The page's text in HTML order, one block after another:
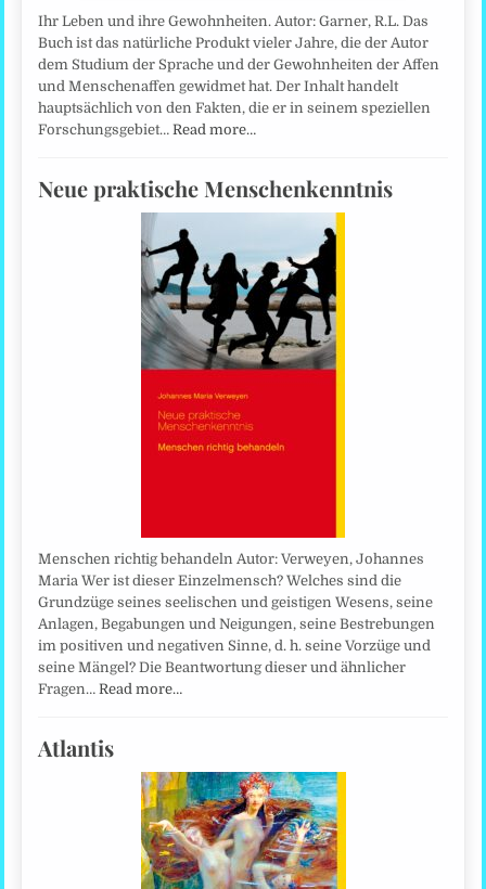
Ihr Leben und ihre Gewohnheiten. Autor: Garner, R.L. Das
Buch ist das natürliche Produkt vieler Jahre, die der Autor
dem Studium der Sprache und der Gewohnheiten der Affen
und Menschenaffen gewidmet hat. Der Inhalt handelt
hauptsächlich von den Fakten, die er in seinem speziellen
Forschungsgebiet…Read more…
Neue praktische Menschenkenntnis
Menschen richtig behandeln Autor: Verweyen, Johannes
Maria Wer ist dieser Einzelmensch? Welches sind die
Grundzüge seines seelischen und geistigen Wesens, seine
Anlagen, Begabungen und Neigungen, seine Bestrebungen
im positiven und negativen Sinne, d. h. seine Vorzüge und
seine Mängel? Die Beantwortung dieser und ähnlicher
Fragen…Read more…
Atlantis